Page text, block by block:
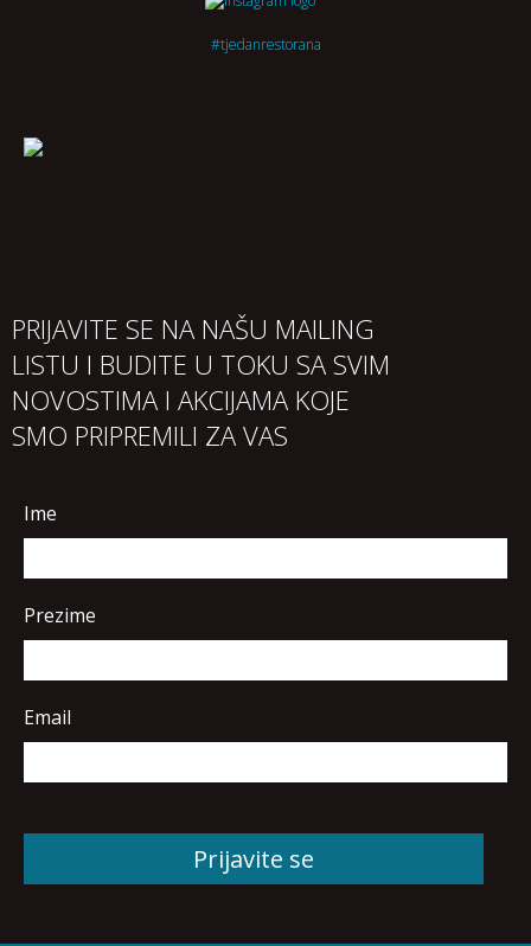
#tjedanrestorana
PRIJAVITE SE NA NAŠU MAILING
LISTU I BUDITE U TOKU SA SVIM
NOVOSTIMA I AKCIJAMA KOJE
SMO PRIPREMILI ZA VAS
Ime
Prezime
Email